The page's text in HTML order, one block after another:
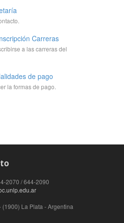
Carreras
a las carreras del
de pago
la formas de pago.
2070 / 644-2090
(1900) La Plata - Argentina